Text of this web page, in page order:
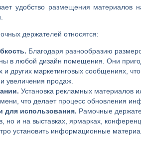
удобство размещения материалов
держателей относятся:
Благодаря разнообразию
в любой дизайн помещения. Они
и других маркетинговых сообщениях,
увеличения продаж.
Установка рекламных материалов
что делает процесс обновления
для использования. Рамочные
но и на выставках, ярмарках,
установить информационные